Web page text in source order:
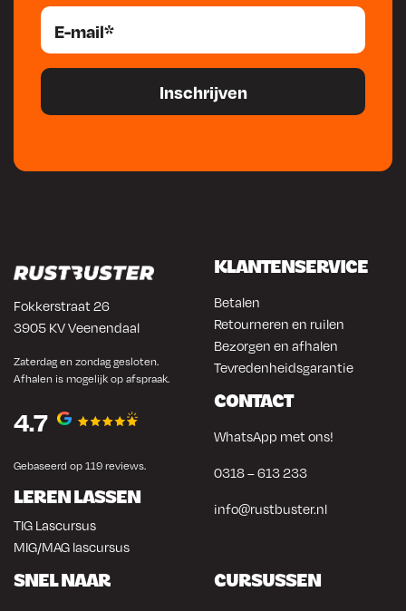
Fokkerstraat 26
3905 KV Veenendaal
Zaterdag en zondag gesloten.
Afhalen is mogelijk op afspraak.
4.7
Gebaseerd op 119 reviews.
LEREN LASSEN
TIG Lascursus
MIG/MAG lascursus
KLANTENSERVICE
Betalen
Retourneren en ruilen
Bezorgen en afhalen
Tevredenheidsgarantie
CONTACT
WhatsApp met ons!
0318 – 613 233
info@rustbuster.nl
SNEL NAAR CURSUSSEN